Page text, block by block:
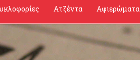
Ατζέντα Αφιερώματα